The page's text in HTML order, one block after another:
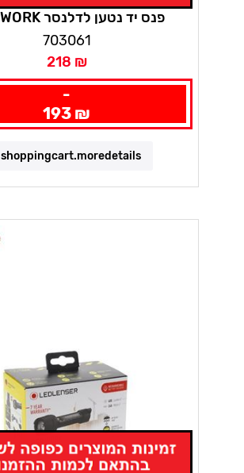
P4R WORK פנס יד נטען לדלנסר
703061
218 ₪
-
193 ₪
shoppingcart.moredetails